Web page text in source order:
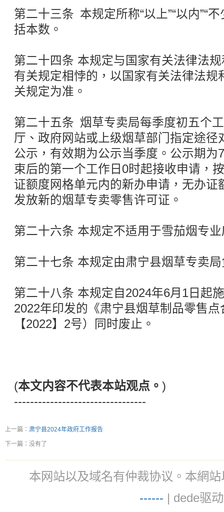
第二十三条 本规定所称“以上”“以内”“不
括本数。
第二十四条 本规定与国家有关法律法
有关规定相悖的，以国家有关法律法规
关规定为准。
第二十五条 烟草专卖局每季度初五个
厅、政府网站或上级烟草部门指定途径
公示，有效期为公示当季度。公示期为
束后的第一个工作日0时起接收申请，
证额度网格单元内的新办申请，无办证
发放新的烟草专卖零售许可证。
第二十六条 本规定不适用于雪茄烟专
第二十七条 本规定由肃宁县烟草专卖
第二十八条 本规定自2024年6月1日起
2022年印发的《肃宁县烟草制品零售
【2022】2号）同时废止。
(本文内容不代表本站观点。 )
---------------------------------
上一篇： 肃宁县2024年政府工作报告
下一篇：没有了
本网站以及域名有仲裁协议。本網
------ | dede驱